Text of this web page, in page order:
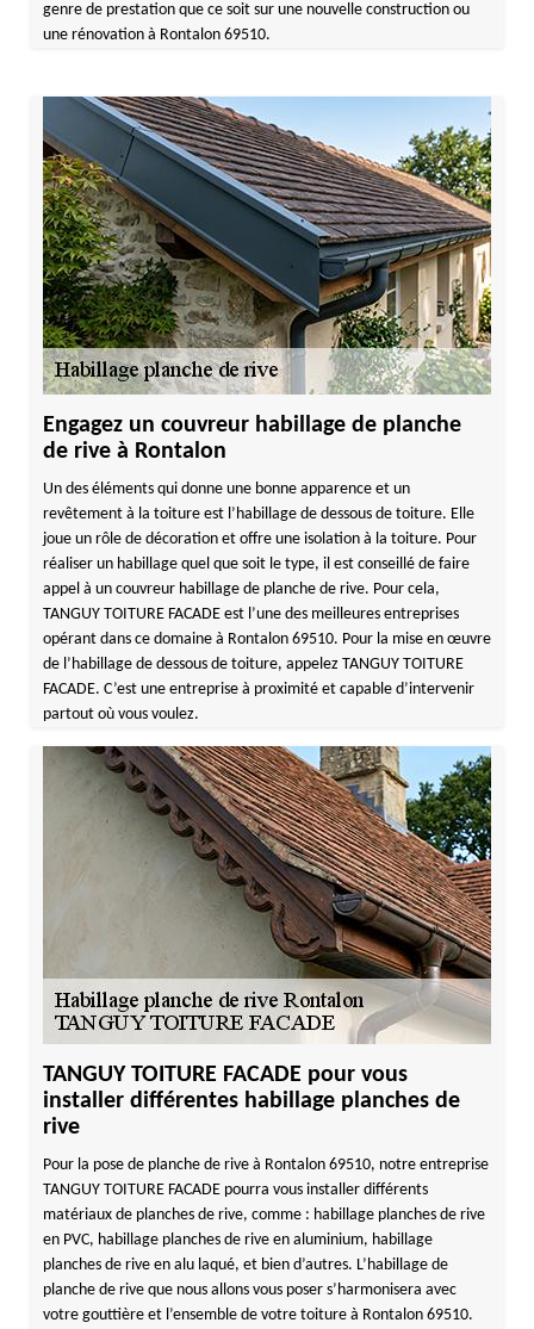
genre de prestation que ce soit sur une nouvelle construction ou
une rénovation à Rontalon 69510.
Engagez un couvreur habillage de planche
de rive à Rontalon
Un des éléments qui donne une bonne apparence et un
revêtement à la toiture est l’habillage de dessous de toiture. Elle
joue un rôle de décoration et offre une isolation à la toiture. Pour
réaliser un habillage quel que soit le type, il est conseillé de faire
appel à un couvreur habillage de planche de rive. Pour cela,
TANGUY TOITURE FACADE est l’une des meilleures entreprises
opérant dans ce domaine à Rontalon 69510. Pour la mise en œuvre
de l’habillage de dessous de toiture, appelez TANGUY TOITURE
FACADE. C’est une entreprise à proximité et capable d’intervenir
partout où vous voulez.
TANGUY TOITURE FACADE pour vous
installer différentes habillage planches de
rive
Pour la pose de planche de rive à Rontalon 69510, notre entreprise
TANGUY TOITURE FACADE pourra vous installer différents
matériaux de planches de rive, comme : habillage planches de rive
en PVC, habillage planches de rive en aluminium, habillage
planches de rive en alu laqué, et bien d’autres. L’habillage de
planche de rive que nous allons vous poser s’harmonisera avec
votre gouttière et l’ensemble de votre toiture à Rontalon 69510.